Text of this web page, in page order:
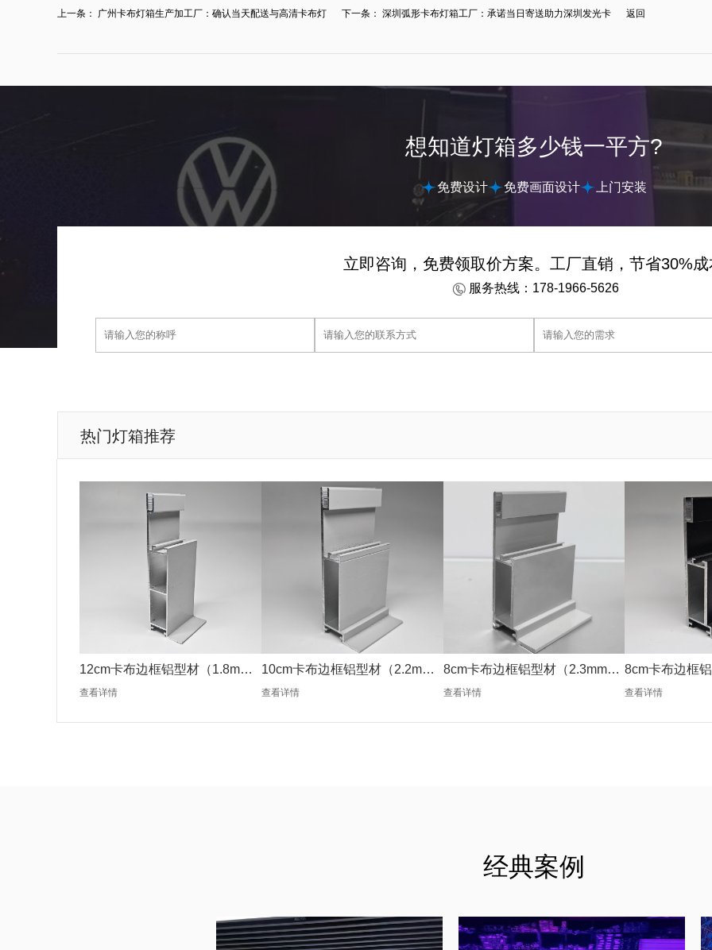
上一条： 广州卡布灯箱生产加工厂：确认当天配送与高清卡布灯
下一条： 深圳弧形卡布灯箱工厂：承诺当日寄送助力深圳发光卡
返回
想知道灯箱多少钱一平方?
免费设计 免费画面设计 上门安装
立即咨询，免费领取价方案。工厂直销，节省30%成
服务热线：178-1966-5626
热门灯箱推荐
12cm卡布边框铝型材（1.8mm
银色）
查看详情
10cm卡布边框铝型材（2.2mm
银色）
查看详情
8cm卡布边框铝型材（2.3mm银
色）
查看详情
8cm卡布边框
色）
查看详情
经典案例